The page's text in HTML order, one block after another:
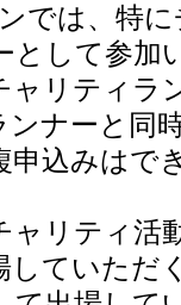
では、特
として参加
ャリティラ
ナーと同
申込みはで
ャリティ活
していた